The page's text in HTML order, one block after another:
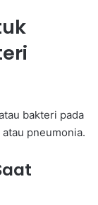
bakteri pada
pneumonia.